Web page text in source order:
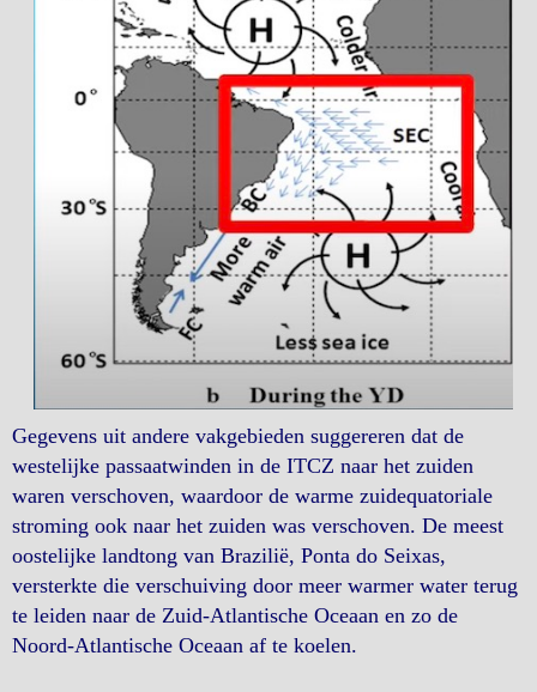
Gegevens uit andere vakgebieden suggereren dat de
westelijke passaatwinden in de ITCZ ​​naar het zuiden
waren verschoven, waardoor de warme zuidequatoriale
stroming ook naar het zuiden was verschoven. De meest
oostelijke landtong van Brazilië, Ponta do Seixas,
versterkte die verschuiving door meer warmer water terug
te leiden naar de Zuid-Atlantische Oceaan en zo de
Noord-Atlantische Oceaan af te koelen.